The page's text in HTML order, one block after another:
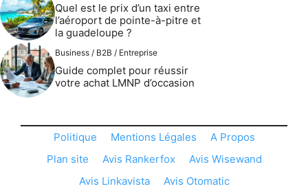
Quel est le prix d’un taxi entre
l’aéroport de pointe-à-pitre et
la guadeloupe ?
Business / B2B / Entreprise
Guide complet pour réussir
votre achat LMNP d’occasion
Politique Mentions Légales
A Propos
Plan site
Avis Rankerfox
Avis Wisewand
Avis Linkavista
Avis Otomatic